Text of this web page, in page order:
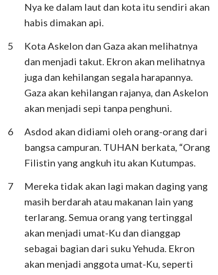
Nya ke dalam laut dan kota itu sendiri akan
habis dimakan api.
5
Kota Askelon dan Gaza akan melihatnya
dan menjadi takut. Ekron akan melihatnya
juga dan kehilangan segala harapannya.
Gaza akan kehilangan rajanya, dan Askelon
akan menjadi sepi tanpa penghuni.
6
Asdod akan didiami oleh orang-orang dari
bangsa campuran. TUHAN berkata, “Orang
Filistin yang angkuh itu akan Kutumpas.
7
Mereka tidak akan lagi makan daging yang
masih berdarah atau makanan lain yang
terlarang. Semua orang yang tertinggal
akan menjadi umat-Ku dan dianggap
sebagai bagian dari suku Yehuda. Ekron
akan menjadi anggota umat-Ku, seperti